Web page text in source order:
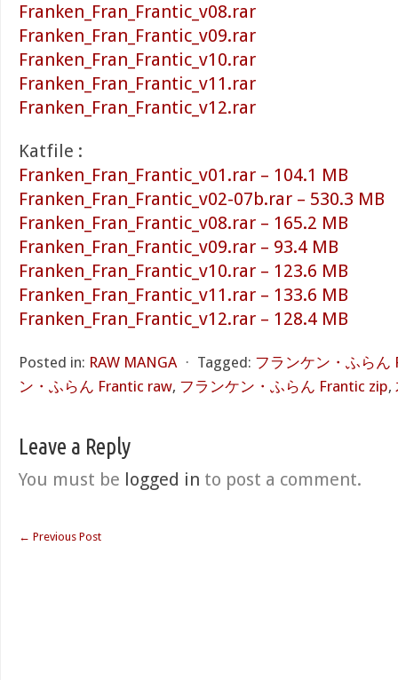
Franken_Fran_Frantic_v08.rar
Franken_Fran_Frantic_v09.rar
Franken_Fran_Frantic_v10.rar
Franken_Fran_Frantic_v11.rar
Franken_Fran_Frantic_v12.rar
Katfile :
Franken_Fran_Frantic_v01.rar – 104.1 MB
Franken_Fran_Frantic_v02-07b.rar – 530.3 MB
Franken_Fran_Frantic_v08.rar – 165.2 MB
Franken_Fran_Frantic_v09.rar – 93.4 MB
Franken_Fran_Frantic_v10.rar – 123.6 MB
Franken_Fran_Frantic_v11.rar – 133.6 MB
Franken_Fran_Frantic_v12.rar – 128.4 MB
Posted in: RAW MANGA ⋅ Tagged: フランケン・ふらん
ン・ふらん Frantic raw, フランケン・ふらん Frantic zip,
Leave a Reply
You must be logged in to post a comment.
← Previous Post